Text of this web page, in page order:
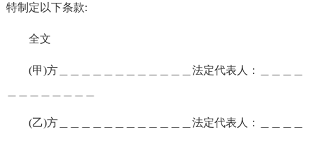
特制定以下条款:
全文
(甲)方＿＿＿＿＿＿＿＿＿＿＿＿法定代表人：＿＿＿＿
(乙)方＿＿＿＿＿＿＿＿＿＿＿＿法定代表人：＿＿＿＿